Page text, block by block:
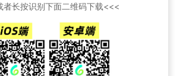
者长按识别下面二维码下载<<<